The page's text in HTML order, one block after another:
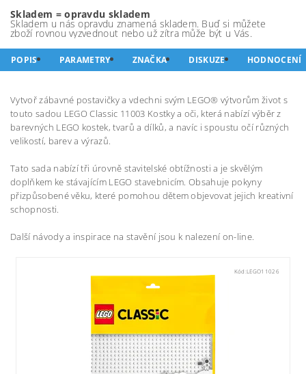
Skladem = opravdu skladem
Skladem u nás opravdu znamená skladem. Buď si můžete
zboží rovnou vyzvednout nebo už zítra může být u Vás.
POPIS PARAMETRY ZNAČKA DISKUZE HODNOCENÍ
Vytvoř zábavné postavičky a vdechni svým LEGO® výtvorům život s
touto sadou LEGO Classic 11003 Kostky a oči, která nabízí výběr z
barevných LEGO kostek, tvarů a dílků, a navíc i spoustu očí různých
velikostí, barev a výrazů.
Tato sada nabízí tři úrovně stavitelské obtížnosti a je skvělým
doplňkem ke stávajícím LEGO stavebnicím. Obsahuje pokyny
přizpůsobené věku, které pomohou dětem objevovat jejich kreativní
schopnosti.
Další návody a inspirace na stavění jsou k nalezení on-line.
Kód:LEGO11026